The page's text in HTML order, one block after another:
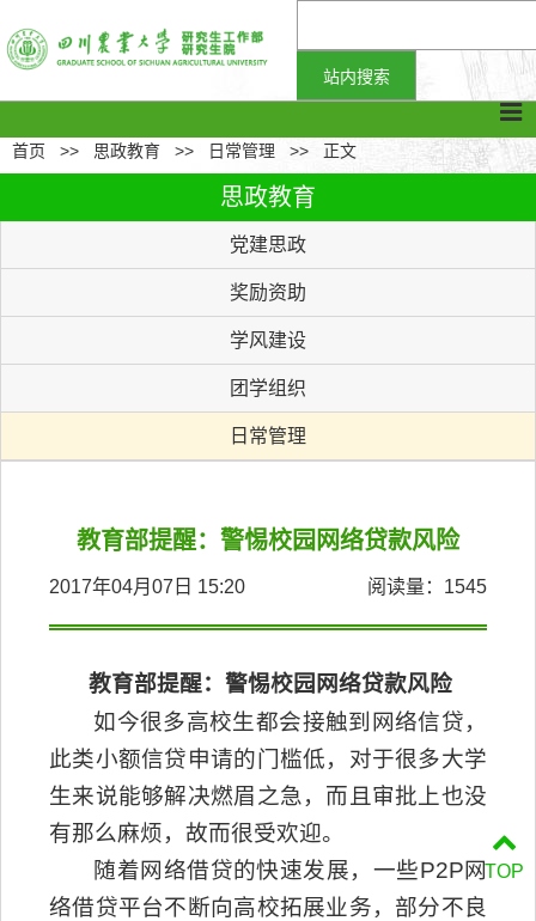
首页 >> 思政教育 >> 日常管理 >> 正文
思政教育
党建思政
奖励资助
学风建设
团学组织
日常管理
教育部提醒：警惕校园网络贷款风险
2017年04月07日 15:20 阅读量： 1545
教育部提醒：警惕校园网络贷款风险
如今很多高校生都会接触到网络信贷，
此类小额信贷申请的门槛低，对于很多大学
生来说能够解决燃眉之急，而且审批上也没
有那么麻烦，故而很受欢迎。
随着网络借贷的快速发展，一些P2P网
络借贷平台不断向高校拓展业务，部分不良
TOP